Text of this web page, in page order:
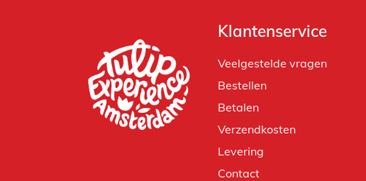
Klantenservice
Veelgestelde vragen
Bestellen
Betalen
Verzendkosten
Levering
Contact